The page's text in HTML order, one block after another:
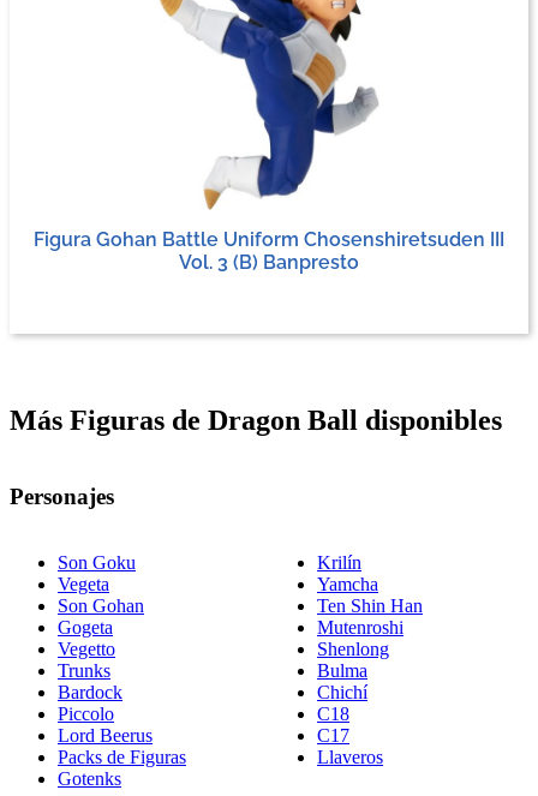
Figura Gohan Battle Uniform Chosenshiretsuden III
Vol. 3 (B) Banpresto
Más Figuras de Dragon Ball disponibles
Personajes
Son Goku
Vegeta
Son Gohan
Gogeta
Vegetto
Trunks
Bardock
Piccolo
Lord Beerus
Packs de Figuras
Gotenks
Krilín
Yamcha
Ten Shin Han
Mutenroshi
Shenlong
Bulma
Chichí
C18
C17
Llaveros